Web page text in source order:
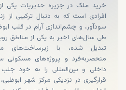
خرید ملک در جزیره حدیریات یکی
افرادی است که به دنبال ترکیبی از
سودآور، و چشم‌اندازی آرام در قلب
طی سال‌های اخیر به یکی از مناطق
تبدیل شده، با زیرساخت‌های
منحصربه‌فرد و پروژه‌های مسکونی
داخلی و بین‌المللی را به خود
قرارگیری در نزدیکی مرکز شهر